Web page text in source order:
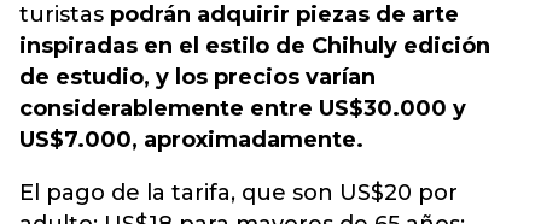
turistas podrán adquirir piezas de arte
inspiradas en el estilo de Chihuly edición
de estudio, y los precios varían
considerablemente entre US$30.000 y
US$7.000, aproximadamente.
El pago de la tarifa, que son US$20 por